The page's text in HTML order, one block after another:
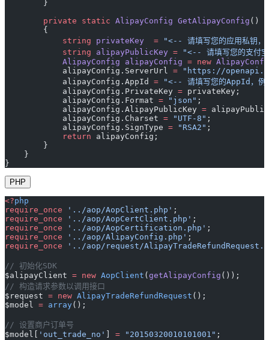
        }
        private
static AlipayConfig GetAlipayConfig ()
        {
            string
privateKey
  =
"<-- 请填写您的应用私钥
            string
alipayPublicKey = "<-- 请填写您的支付
            AlipayConfig
alipayConfig = new
            alipayConfig.ServerUrl
= "https://
            alipayConfig.AppId
= "<-- 请填写您的AppId，
            alipayConfig.PrivateKey
= privateKey;
            alipayConfig.Format
= "json" ;
            alipayConfig.AlipayPublicKey
=
            alipayConfig.Charset
= "UTF-8" ;
            alipayConfig.SignType
= "RSA2" ;
            return
alipayConfig;
        }
    }
}
PHP
<?php
require_once '../aop/AopClient.php' ;
require_once '../aop/AopCertClient.php' ;
require_once '../aop/AopCertification.php' ;
require_once '../aop/AlipayConfig.php' ;
require_once '../aop/request/
// 初始化SDK
$alipayClient = new AopClient ( getAlipayConfig ());
// 构造请求参数以调用接口
$request = new AlipayTradeRefundRequest ();
$model = array();
// 设置商户订单号
$model[
'out_trade_no' = "20150320010101001" ;